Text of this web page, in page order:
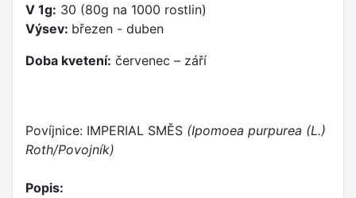
V 1g: 30 (80g na 1000 rostlin)
Výsev: březen - duben
Doba kvetení: červenec – září
Povíjnice: IMPERIAL SMĚS (Ipomoea purpurea (L.)
Roth/Povojník)
Popis: